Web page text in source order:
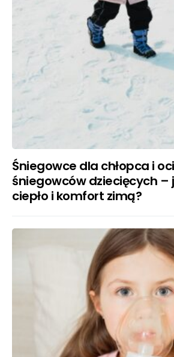
Śniegowce dla chłopca i
śniegowców dziecięcych –
ciepło i komfort zimą?